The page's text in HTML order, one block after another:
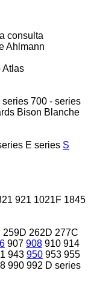
consulta
Ahlmann
Atlas
series 700 - series
Bison Blanche
E series S
921 1021F 1845
259D 262D 277C
907 908 910 914
943 950 953 955
990 992 D series